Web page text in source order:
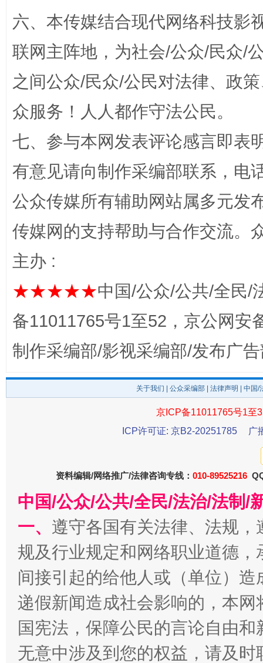
扯下公款旅游的“隐身衣” 如何以
六、本传媒结合现代网络科技影
联网主阵地，为社会/公众/民众/
之间公众/民众/公民对法律、政
众服务！人人都作守法公民。
七、参与本网发表评论感言即表
有意见请向制作采编部联系，电
公众传媒所有辅助网站属多元发
传媒网的支持帮助与合作交流。
主办 :
★★★★★中国/公众/公共/全民/
备11011765号1至52，京公网安
制作采编部/影视采编部/发布广
关于我们 公众采编部 法律声明 | 中国
京ICP备11011765号1至
ICP许可证: 京B2-20251785
广
资料编辑/网络推广/法律咨询专线： 010-89525216
中国/公众/公共/全民/法治/法制/
一、 遵守各国有关法律、法规
规及行业规定和网络职业道德
间接引起的给他人或（单位）
递假新闻造成社会影响的，本
国宪法，保障公民的言论自由
无意中涉及到您的权益，请及